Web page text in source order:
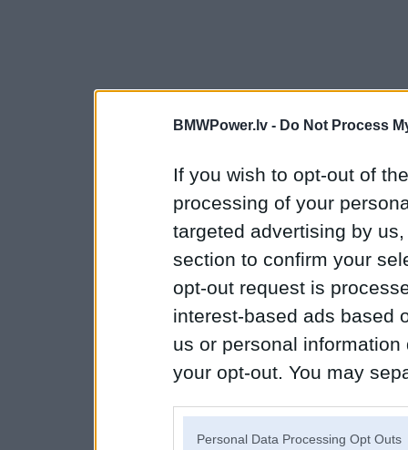
BMWPower.lv - Do Not Process
If you wish to opt-out of
processing of your
targeted advertising by
section to confirm your
opt-out request is
interest-based ads based
us or personal
your opt-out. You may
Personal Data Processing Opt Outs